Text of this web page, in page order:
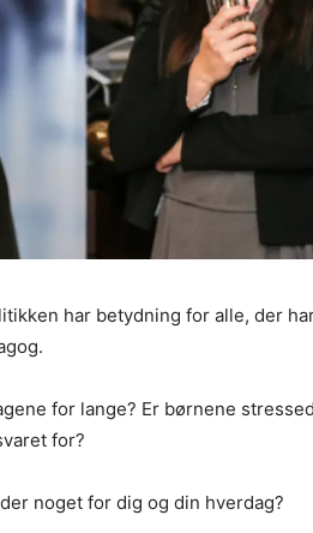
har betydning for alle, der
for lange? Er børnene
for?
noget for dig og din hverdag?